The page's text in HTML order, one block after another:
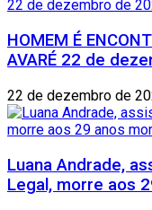
HOMEM É
AVARÉ 22 de
22 de dezembro de
Luana Andrade,
Legal, morre aos